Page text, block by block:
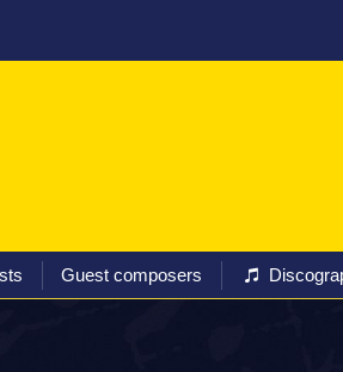
Guest composers